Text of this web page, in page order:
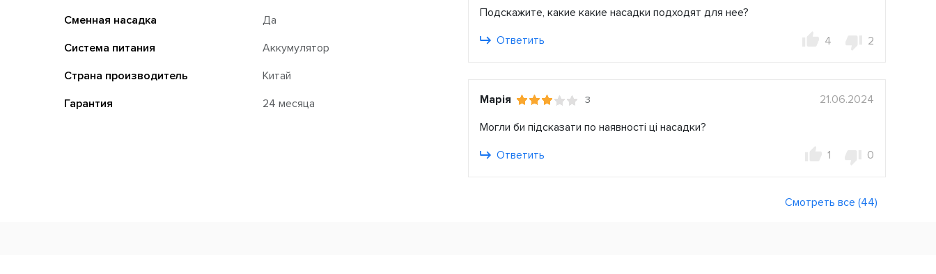
Сменная насадка
Да
Система питания
Аккумулятор
Страна производитель
Китай
Гарантия
24 месяца
Подскажите, какие какие насадки подходят для нее?
Ответить
4 2
Марія 3
21.06.2024
Могли би підсказати по наявності ці насадки?
Ответить
1 0
Смотреть все (44)